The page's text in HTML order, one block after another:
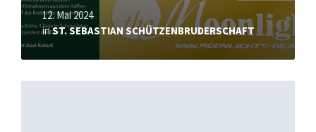
12. Mai 2024
inST. SEBASTIAN SCHÜTZENBRUDERSCHAFT
Mehr